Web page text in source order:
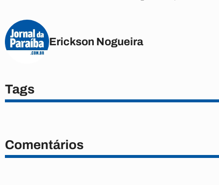
Erickson Nogueira
Tags
Comentários